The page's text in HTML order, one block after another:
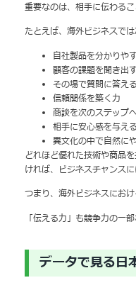
重要なのは、相手に伝わるこ
たとえば、海外ビジネスで
自社製品を分かりや
顧客の課題を聞き出
その場で質問に答え
信頼関係を築く力
商談を次のステップ
相手に安心感を与え
異文化の中で自然に
どれほど優れた技術や商品
ければ、ビジネスチャンスに
つまり、海外ビジネスにお
「伝える力」も競争力の一部
データで見る日